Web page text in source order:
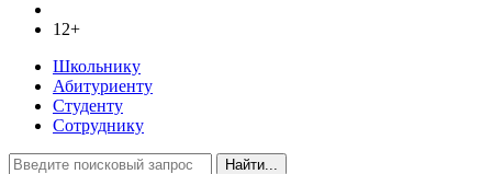
12+
Школьнику
Абитуриенту
Студенту
Сотруднику
Найти...